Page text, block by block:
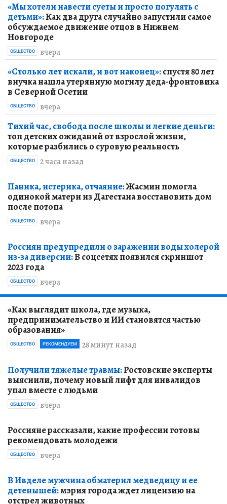
«Мы хотели навести суеты и просто погулять с
детьми»:Как два друга случайно запустили самое
обсуждаемое движение отцов в Нижнем
Новгороде
вчера
ОБЩЕСТВО
«Столько лет искали, и вот наконец»:спустя 80 лет
внучка нашла утерянную могилу деда-фронтовика
в Северной Осетии
вчера
ОБЩЕСТВО
Тихий час, свобода после школы и легкие деньги:
топ детских ожиданий от взрослой жизни,
которые разбились о суровую реальность
2 часа назад
ОБЩЕСТВО
Паника, истерика, отчаяние:Жасмин помогла
одинокой матери из Дагестана восстановить дом
после потопа
вчера
ОБЩЕСТВО
Россиян предупредили о заражении воды холерой
из-за диверсии:В соцсетях появился скриншот
2023 года
вчера
ОБЩЕСТВО
«Как выглядит школа, где музыка,
предпринимательство и ИИ становятся частью
образования»
28 минут назад
ОБЩЕСТВО РЕКОМЕНДУЕМ
Получили тяжелые травмы:Ростовские эксперты
выяснили, почему новый лифт для инвалидов
упал вместе с людьми
вчера
ОБЩЕСТВО
Россияне рассказали, какие профессии готовы
рекомендовать молодежи
вчера
ОБЩЕСТВО
В Ивделе мужчина обматерил медведицу и ее
детенышей:мэрия города ждет лицензию на
отстрел животных